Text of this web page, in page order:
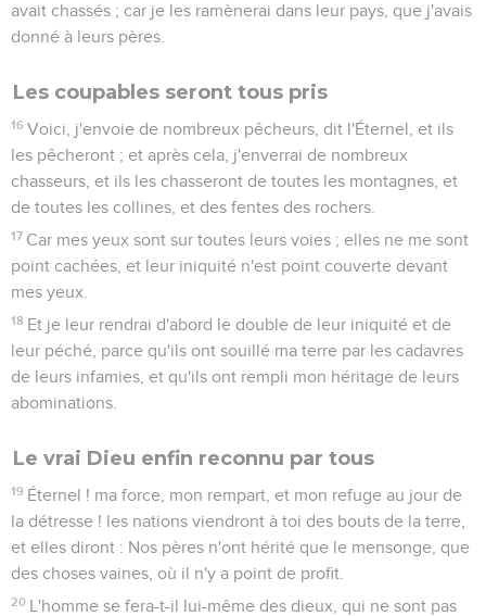
avait chassés ; car je les ramènerai dans leur pays, que j'avais
donné à leurs pères.
Les coupables seront tous pris
16 Voici, j'envoie de nombreux pêcheurs, dit l'Éternel, et ils
les pêcheront ; et après cela, j'enverrai de nombreux
chasseurs, et ils les chasseront de toutes les montagnes, et
de toutes les collines, et des fentes des rochers.
17 Car mes yeux sont sur toutes leurs voies ; elles ne me sont
point cachées, et leur iniquité n'est point couverte devant
mes yeux.
18 Et je leur rendrai d'abord le double de leur iniquité et de
leur péché, parce qu'ils ont souillé ma terre par les cadavres
de leurs infamies, et qu'ils ont rempli mon héritage de leurs
abominations.
Le vrai Dieu enfin reconnu par tous
19 Éternel ! ma force, mon rempart, et mon refuge au jour de
la détresse ! les nations viendront à toi des bouts de la terre,
et elles diront : Nos pères n'ont hérité que le mensonge, que
des choses vaines, où il n'y a point de profit.
20 L'homme se fera-t-il lui-même des dieux, qui ne sont pas